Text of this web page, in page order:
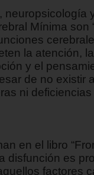
neuropsicología
Mínima son
la atención,
y el
de no existir
ni deficiencias
en el libro
disfunción es
factores